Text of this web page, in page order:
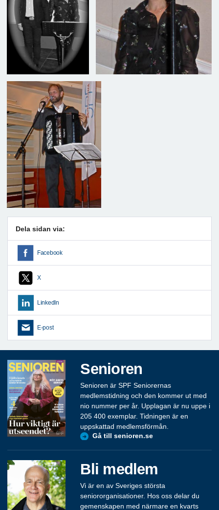
Dela sidan via:
Facebook
X
LinkedIn
E-post
Senioren
Senioren är SPF Seniorernas
medlemstidning och den kommer ut med
nio nummer per år. Upplagan är nu uppe i
205 400 exemplar. Tidningen är en
uppskattad medlemsförmån.
Gå till senioren.se
Bli medlem
Vi är en av Sveriges största
seniororganisationer. Hos oss delar du
gemenskapen med närmare en kvarts